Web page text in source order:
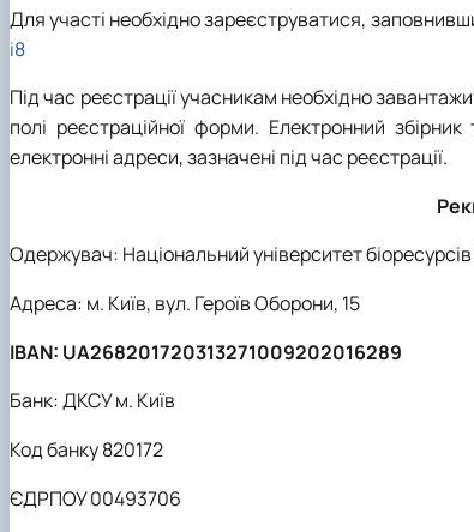
Для участі необхідно зареєструватися,
i8
Під час реєстрації учасникам необхідно
полі реєстраційної форми. Електронний
електронні адреси, зазначені під час реєстрації.
Одержувач: Національний університет
Адреса: м. Київ, вул. Героїв Оборони, 15
IBAN: UA268201720313271009202016289
Банк: ДКСУ м. Київ
Код банку 820172
ЄДРПОУ 00493706